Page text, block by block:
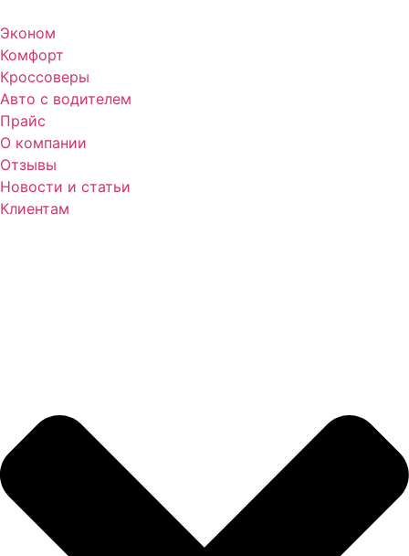
Эконом
Комфорт
Кроссоверы
Авто с водителем
Прайс
О компании
Отзывы
Новости и статьи
Клиентам